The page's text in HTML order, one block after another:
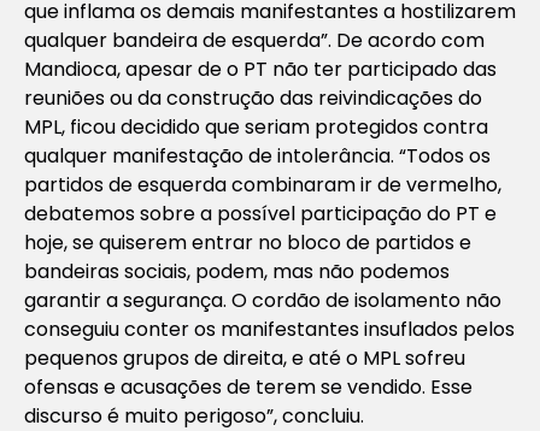
que inflama os demais manifestantes a hostilizarem
qualquer bandeira de esquerda”. De acordo com
Mandioca, apesar de o PT não ter participado das
reuniões ou da construção das reivindicações do
MPL, ficou decidido que seriam protegidos contra
qualquer manifestação de intolerância. “Todos os
partidos de esquerda combinaram ir de vermelho,
debatemos sobre a possível participação do PT e
hoje, se quiserem entrar no bloco de partidos e
bandeiras sociais, podem, mas não podemos
garantir a segurança. O cordão de isolamento não
conseguiu conter os manifestantes insuflados pelos
pequenos grupos de direita, e até o MPL sofreu
ofensas e acusações de terem se vendido. Esse
discurso é muito perigoso”, concluiu.